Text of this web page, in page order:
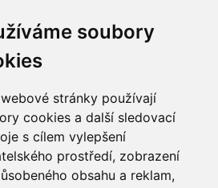
soubory
stránky používají
cookies a další sledovací
s cílem vylepšení
prostředí, zobrazení
obsahu a reklam,